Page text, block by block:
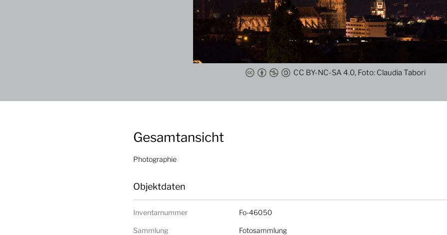
CC BY-NC-SA 4.0, Foto: Claudia Tabori
Gesamtansicht
Photographie
Objektdaten
Inventarnummer Fo-46050
Sammlung Fotosammlung